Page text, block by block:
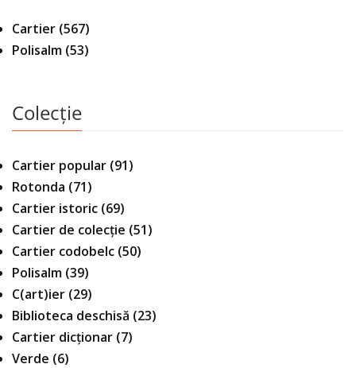
Cartier (567)
Polisalm (53)
Colecție
Cartier popular (91)
Rotonda (71)
Cartier istoric (69)
Cartier de colecție (51)
Cartier codobelc (50)
Polisalm (39)
C(art)ier (29)
Biblioteca deschisă (23)
Cartier dicționar (7)
Verde (6)